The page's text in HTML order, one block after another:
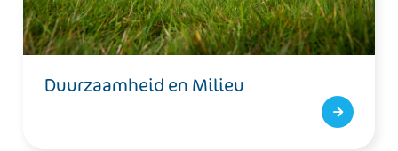
Duurzaamheid en Milieu